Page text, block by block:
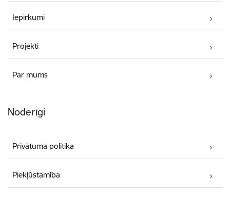
Iepirkumi
Projekti
Par mums
Noderīgi
Privātuma politika
Piekļūstamība